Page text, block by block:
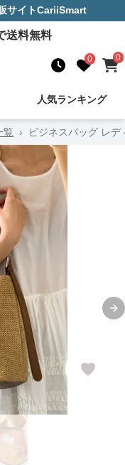
サイトCariiSmart
送料無料
0 0
人気ランキング
覧 › ビジネスバッグ レ